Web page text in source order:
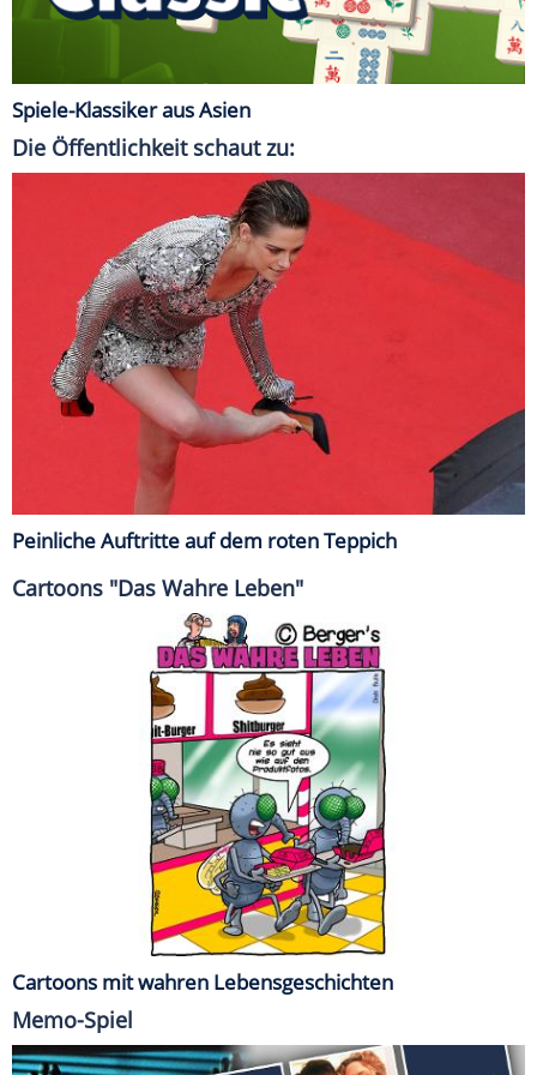
Spiele-Klassiker aus Asien
Die Öffentlichkeit schaut zu:
Peinliche Auftritte auf dem roten Teppich
Cartoons "Das Wahre Leben"
Cartoons mit wahren Lebensgeschichten
Memo-Spiel